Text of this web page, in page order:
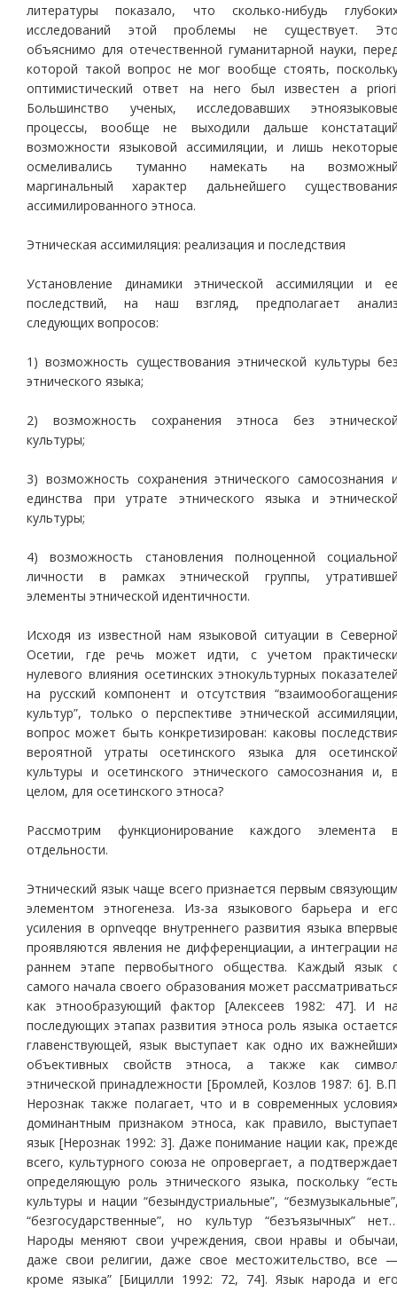
литературы показало, что сколько-нибудь
исследований этой проблемы не существует.
объяснимо для отечественной гуманитарной науки,
которой такой вопрос не мог вообще стоять,
оптимистический ответ на него был известен a
Большинство ученых, исследовавших
процессы, вообще не выходили дальше
возможности языковой ассимиляции, и лишь
осмеливались туманно намекать на
маргинальный характер дальнейшего
ассимилированного этноса.
Этническая ассимиляция: реализация и последствия
Установление динамики этнической ассимиляции и
последствий, на наш взгляд, предполагает
следующих вопросов:
1) возможность существования этнической культуры
этнического языка;
2) возможность сохранения этноса без
культуры;
3) возможность сохранения этнического самосознания
единства при утрате этнического языка и
культуры;
4) возможность становления полноценной
личности в рамках этнической группы,
элементы этнической идентичности.
Исходя из известной нам языковой ситуации в
Осетии, где речь может идти, с учетом
нулевого влияния осетинских этнокультурных
на русский компонент и отсутствия
культур”, только о перспективе этнической
вопрос может быть конкретизирован: каковы
вероятной утраты осетинского языка для
культуры и осетинского этнического самосознания и,
целом, для осетинского этноса?
Рассмотрим функционирование каждого элемента
отдельности.
Этнический язык чаще всего признается первым
элементом этногенеза. Из-за языкового барьера и
усиления в opnveqqe внутреннего развития языка
проявляются явления не дифференциации, а интеграции
раннем этапе первобытного общества. Каждый язык
самого начала своего образования может
как этнообразующий фактор [Алексеев 1982: 47]. И
последующих этапах развития этноса роль языка
главенствующей, язык выступает как одно их
объективных свойств этноса, а также как
этнической принадлежности [Бромлей, Козлов 1987: 6].
Нерознак также полагает, что и в современных
доминантным признаком этноса, как правило,
язык [Нерознак 1992: 3]. Даже понимание нации как,
всего, культурного союза не опровергает, а
определяющую роль этнического языка, поскольку
культуры и нации “безындустриальные”,
“безгосударственные”, но культур “безъязычных”
Народы меняют свои учреждения, свои нравы и
даже свои религии, даже свое местожительство, все
кроме языка” [Бицилли 1992: 72, 74]. Язык народа и